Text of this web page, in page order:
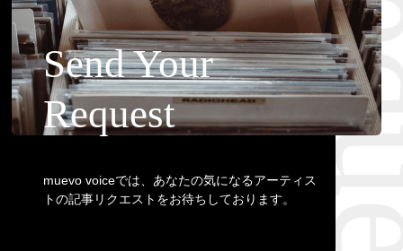
Send Your
Request
muevo voiceでは、あなたの気になるアーティス
トの記事リクエストをお待ちしております。